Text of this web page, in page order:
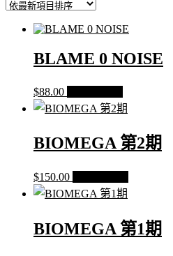
新
項
排
BLAME 0 NOISE
$88.00
BIOMEGA 第2期
$150.00
BIOMEGA 第1期